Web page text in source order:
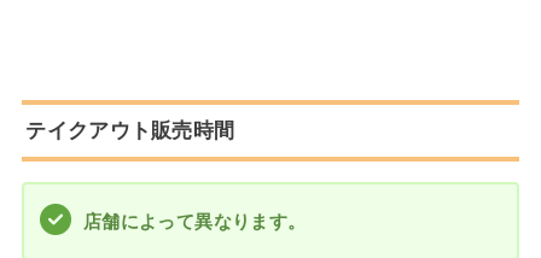
テイクアウト販売時間
店舗によって異なります。